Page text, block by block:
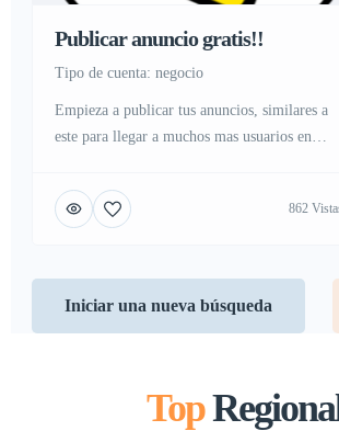
Publicar anuncio gratis!!
tipo de cuenta: negocio
Empieza a publicar tus anuncios, similares a
este para llegar a muchos mas usuarios en
862
Iniciar una nueva búsqueda
Top